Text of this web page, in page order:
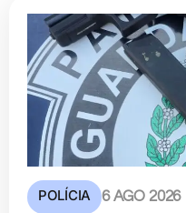
POLÍCIA 6 AGO 2026